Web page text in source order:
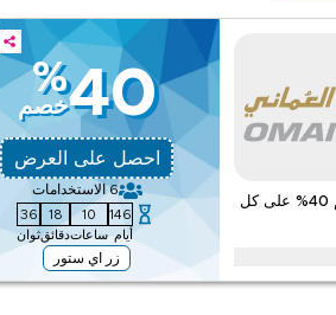
عروض الطيران العُماني، خصم 40% على كل
40
%
خصم
احصل على العرض
6 الاستخدامات
146
أيام
10
ساعات
18
دقائق
35
ثوان
زر اي ستور
على الرحلات، قاعة الانتظار، إنهاء الإجراءات، الأمتعة،